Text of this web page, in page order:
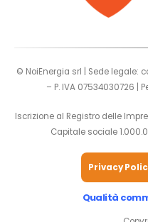
© NoiEnergia srl | Sede legale:
– P. IVA 07534030726 |
Iscrizione al Registro delle
Capitale sociale
Privacy
Qualità